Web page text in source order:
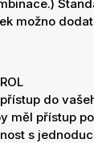
možno
do
měl přístup
s